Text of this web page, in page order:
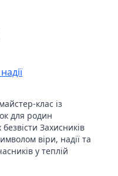
клас із
для родин
Захисників
віри, надії та
у теплій